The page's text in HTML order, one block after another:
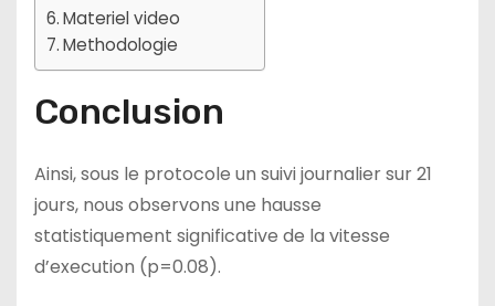
Materiel video
Methodologie
Conclusion
Ainsi, sous le protocole un suivi journalier sur 21
jours, nous observons une hausse
statistiquement significative de la vitesse
d’execution (p=0.08).